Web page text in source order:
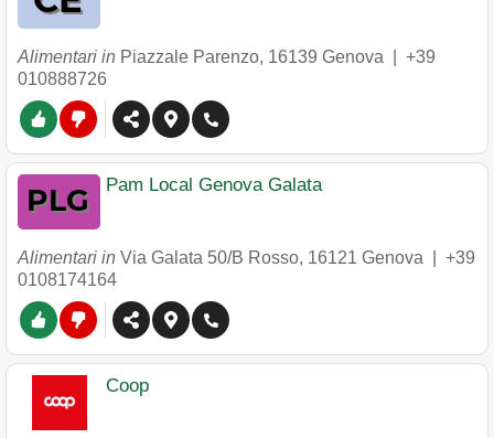
Alimentari in Piazzale Parenzo, 16139 Genova
+39
010888726
Pam Local Genova Galata
Alimentari in Via Galata 50/B Rosso, 16121 Genova
+39
0108174164
Coop